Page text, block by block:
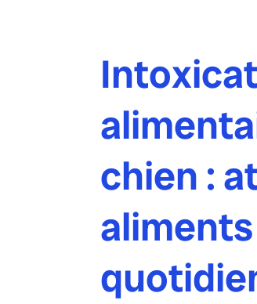
chien :